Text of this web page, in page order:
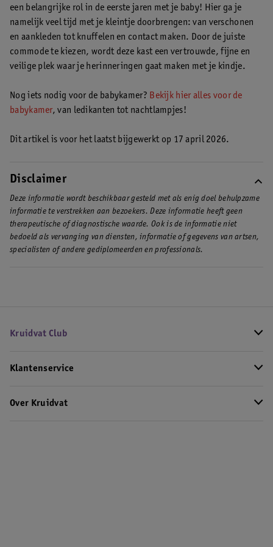
babydoekjes.Bekijk hier onze tips voor het indelen van je
commode.
een commode een fijne opbergplek voor babyspullen die je
dagelijks gebruikt.
een belangrijke rol in de eerste jaren met je baby! Hier ga je
namelijk veel tijd met je kleintje doorbrengen: van verschonen
en aankleden tot knuffelen en contact maken. Door de juiste
commode te kiezen, wordt deze kast een vertrouwde, fijne en
veilige plek waar je herinneringen gaat maken met je kindje.
Nog iets nodig voor de babykamer? Bekijk hier alles voor de
babykamer, van ledikanten tot nachtlampjes!
Dit artikel is voor het laatst bijgewerkt op 17 april 2026.
Disclaimer
Deze informatie wordt beschikbaar gesteld met als enig doel behulpzame
informatie te verstrekken aan bezoekers. Deze informatie heeft geen
therapeutische of diagnostische waarde. Ook is de informatie niet
bedoeld als vervanging van diensten, informatie of gegevens van artsen,
specialisten of andere gediplomeerden en professionals.
Kruidvat Club
Klantenservice
Over Kruidvat